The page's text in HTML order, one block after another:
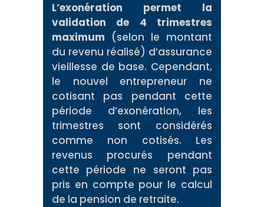
L’exonération permet la
validation de 4 trimestres
maximum (selon le montant
du revenu réalisé) d’assurance
vieillesse de base. Cependant,
le nouvel entrepreneur ne
cotisant pas pendant cette
période d’exonération, les
trimestres sont considérés
comme non cotisés. Les
revenus procurés pendant
cette période ne seront pas
pris en compte pour le calcul
de la pension de retraite.